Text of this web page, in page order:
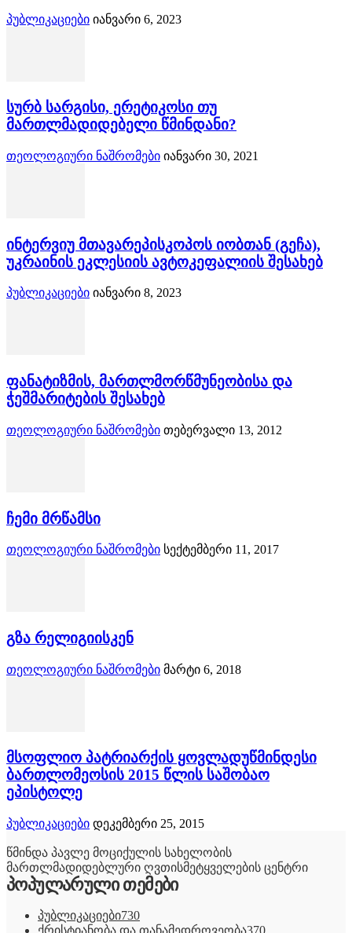
პუბლიკაციები იანვარი 6, 2023
სურბ სარგისი, ერეტიკოსი თუ
მართლმადიდებელი წმინდანი?
თეოლოგიური ნაშრომები იანვარი 30, 2021
ინტერვიუ მთავარეპისკოპოს იობთან (გეჩა),
უკრაინის ეკლესიის ავტოკეფალიის შესახებ
პუბლიკაციები იანვარი 8, 2023
ფანატიზმის, მართლმორწმუნეობისა და
ჭეშმარიტების შესახებ
თეოლოგიური ნაშრომები თებერვალი 13, 2012
ჩემი მრწამსი
თეოლოგიური ნაშრომები სექტემბერი 11, 2017
გზა რელიგიისკენ
თეოლოგიური ნაშრომები მარტი 6, 2018
მსოფლიო პატრიარქის ყოვლადუწმინდესი
ბართლომეოსის 2015 წლის საშობაო
ეპისტოლე
პუბლიკაციები დეკემბერი 25, 2015
წმინდა პავლე მოციქულის სახელობის
მართლმადიდებლური ღვთისმეტყველების ცენტრი
პოპულარული თემები
პუბლიკაციები730